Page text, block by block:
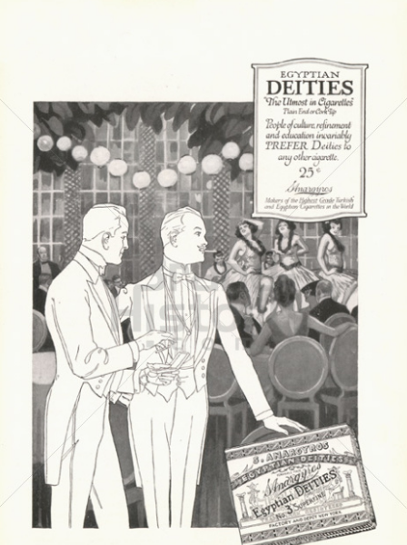
EGYPTIAN DEITIES EGYPTIAN DEITIES 1917